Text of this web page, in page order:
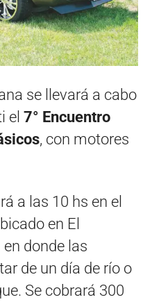
se llevará a cabo
el 7° Encuentro
, con motores
a las 10 hs en el
en El
donde las
de un día de río o
Se cobrará 300